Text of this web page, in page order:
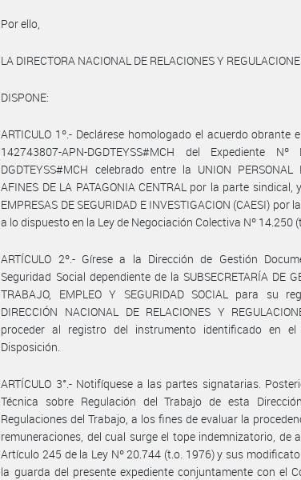
Por ello,
LA DIRECTORA NACIONAL DE RELACIONES Y
DISPONE:
ARTICULO 1º.- Declárese homologado el acuerdo obrante
142743807-APN-DGDTEYSS#MCH del Expediente Nº
DGDTEYSS#MCH celebrado entre la UNION PERSONAL
AFINES DE LA PATAGONIA CENTRAL por la parte sindical,
EMPRESAS DE SEGURIDAD E INVESTIGACION (CAESI)
a lo dispuesto en la Ley de Negociación Colectiva Nº 14.250
ARTÍCULO 2º.- Gírese a la Dirección de Gestión
Seguridad Social dependiente de la SUBSECRETARÍA DE
TRABAJO, EMPLEO Y SEGURIDAD SOCIAL para su
DIRECCIÓN NACIONAL DE RELACIONES Y
proceder al registro del instrumento identificado en
Disposición.
ARTÍCULO 3°.- Notifíquese a las partes signatarias.
Técnica sobre Regulación del Trabajo de esta
Regulaciones del Trabajo, a los fines de evaluar la
remuneraciones, del cual surge el tope indemnizatorio, de
Artículo 245 de la Ley Nº 20.744 (t.o. 1976) y sus
la guarda del presente expediente conjuntamente con el